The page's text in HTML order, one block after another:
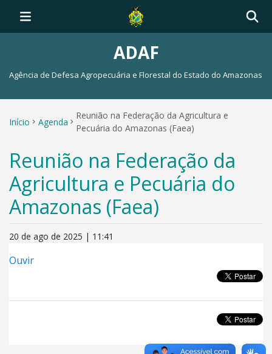
ADAF
Agência de Defesa Agropecuária e Florestal do Estado do Amazonas
Início Agenda
Reunião na Federação da Agricultura e
Pecuária do Amazonas (Faea)
Reunião na Federação da
Agricultura e Pecuária do
Amazonas (Faea)
20 de ago de 2025 | 11:41
Ouvir